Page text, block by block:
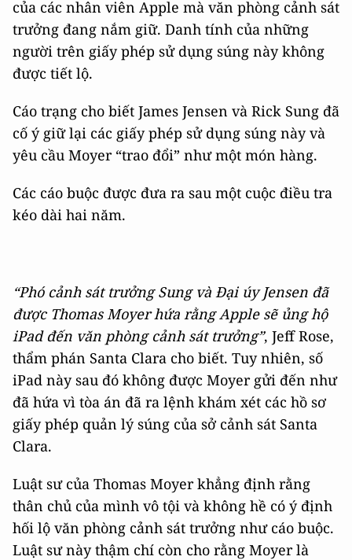
của các nhân viên Apple mà văn phòng cảnh sát
trưởng đang nắm giữ. Danh tính của những
người trên giấy phép sử dụng súng này không
được tiết lộ.
Cáo trạng cho biết James Jensen và Rick Sung đã
cố ý giữ lại các giấy phép sử dụng súng này và
yêu cầu Moyer “trao đổi” như một món hàng.
Các cáo buộc được đưa ra sau một cuộc điều tra
kéo dài hai năm.
“Phó cảnh sát trưởng Sung và Đại úy Jensen đã
được Thomas Moyer hứa rằng Apple sẽ ủng hộ
iPad đến văn phòng cảnh sát trưởng”, Jeff Rose,
thẩm phán Santa Clara cho biết. Tuy nhiên, số
iPad này sau đó không được Moyer gửi đến như
đã hứa vì tòa án đã ra lệnh khám xét các hồ sơ
giấy phép quản lý súng của sở cảnh sát Santa
Clara.
Luật sư của Thomas Moyer khẳng định rằng
thân chủ của mình vô tội và không hề có ý định
hối lộ văn phòng cảnh sát trưởng như cáo buộc.
Luật sư này thậm chí còn cho rằng Moyer là